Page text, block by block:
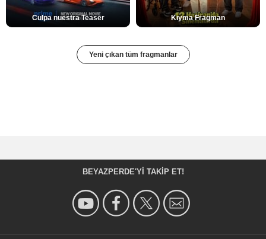
Culpa nuestra Teaser Kıyma Fragman
Yeni çıkan tüm fragmanlar
BEYAZPERDE'YI TAKIP ET!